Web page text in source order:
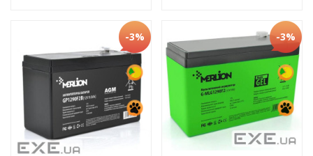
-3% -3%